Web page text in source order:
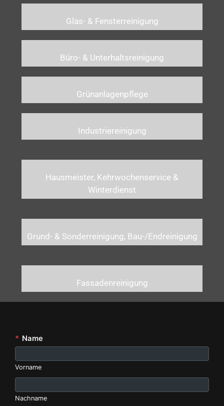
Glas- & Fensterreinigung
Büro- & Unterhaltsreinigung
Grünanlagenpflege
Industriereinigung
Hausmeister, Kehrwochenservice &
Winterdienst
Grund- & Sonderreinigung, Bau-/Endreinigung
Fassadenreinigung
* Name
Vorname
Nachname